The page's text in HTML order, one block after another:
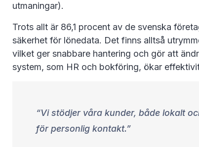
utmaningar).
Trots allt är 86,1 procent av de svenska
säkerhet för lönedata. Det finns alltså
vilket ger snabbare hantering och gör att
system, som HR och bokföring, ökar
Vi stödjer våra kunder, både lokalt
för personlig kontakt.